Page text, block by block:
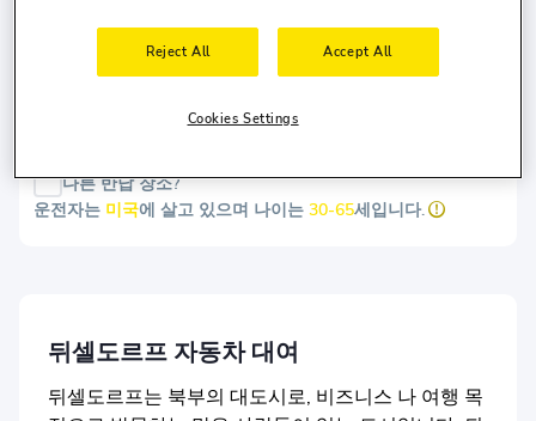
반납 날짜
10 8월, 월
반납 시간
10:00
검색
다른 반납 장소?
운전자는 미국에 살고 있으며 나이는 30-65세입니다.
뒤셀도르프 자동차 대여
뒤셀도르프는 북부의 대도시로, 비즈니스 나 여행 목
Reject All Accept All
Cookies Settings